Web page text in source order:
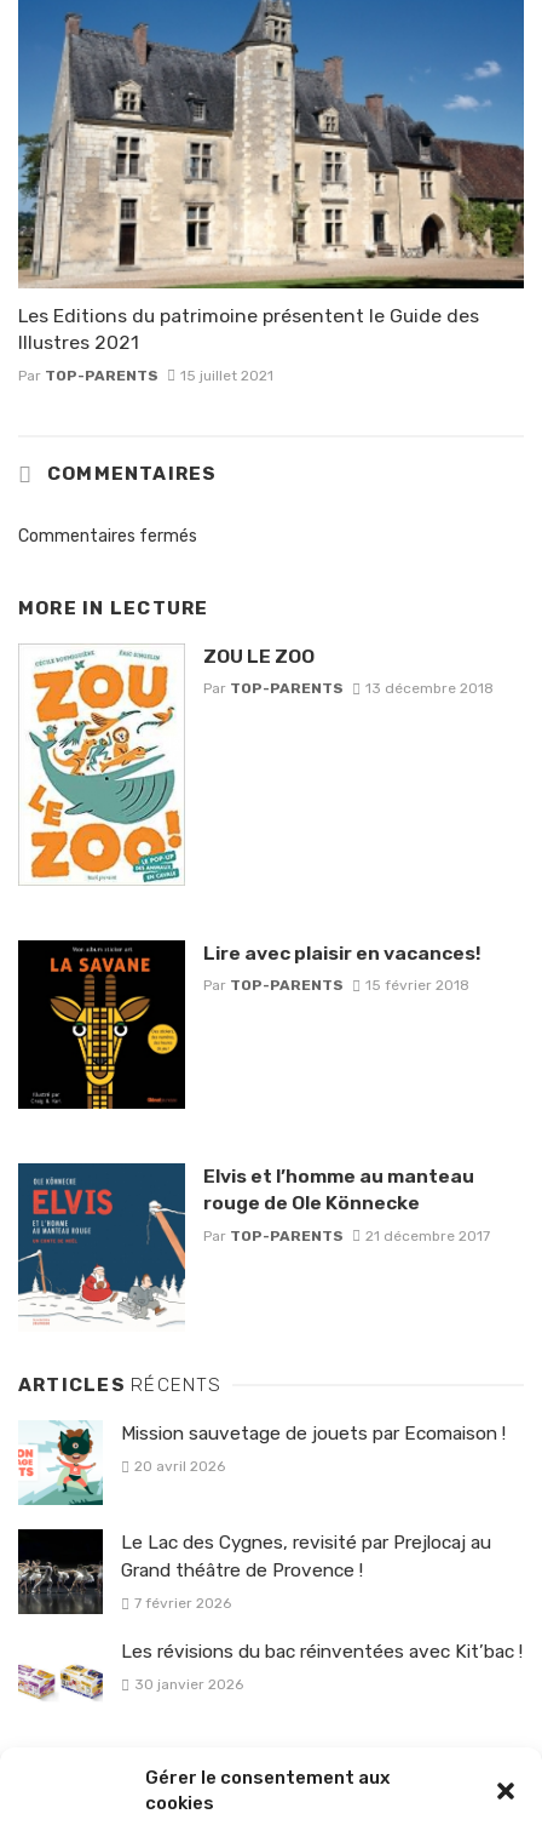
Gérer le consentement aux
cookies
Les Editions du patrimoine présentent le Guide des
Illustres 2021
Par TOP-PARENTS 15 juillet 2021
COMMENTAIRES
Commentaires fermés
MORE IN LECTURE
ZOU LE ZOO
Par TOP-PARENTS 13 décembre 2018
Lire avec plaisir en vacances!
Par TOP-PARENTS 15 février 2018
Elvis et l’homme au manteau
rouge de Ole Könnecke
Par TOP-PARENTS 21 décembre 2017
ARTICLES RÉCENTS
Mission sauvetage de jouets par Ecomaison !
20 avril 2026
Le Lac des Cygnes, revisité par Prejlocaj au
Grand théâtre de Provence !
7 février 2026
Les révisions du bac réinventées avec Kit’bac !
30 janvier 2026